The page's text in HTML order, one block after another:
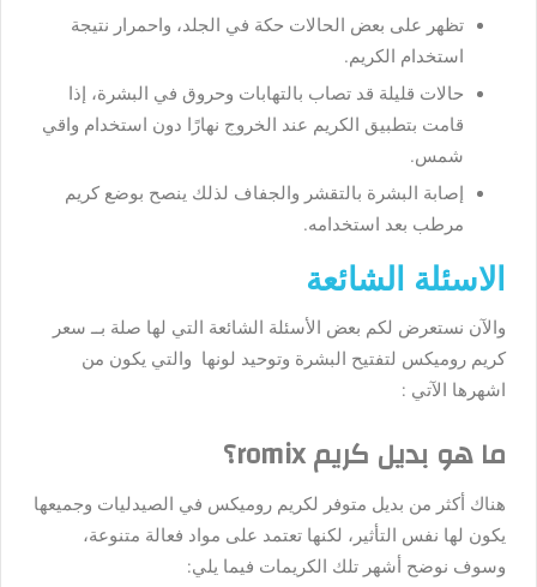
تظهر على بعض الحالات حكة في الجلد، واحمرار نتيجة
استخدام الكريم.
حالات قليلة قد تصاب بالتهابات وحروق في البشرة، إذا
قامت بتطبيق الكريم عند الخروج نهارًا دون استخدام واقي
شمس.
إصابة البشرة بالتقشر والجفاف لذلك ينصح بوضع كريم
مرطب بعد استخدامه.
الاسئلة الشائعة
والآن نستعرض لكم بعض الأسئلة الشائعة التي لها صلة بــ سعر
كريم روميكس لتفتيح البشرة وتوحيد لونها والتي يكون من
اشهرها الآتي :
ما هو بديل كريم romix ؟
هناك أكثر من بديل متوفر لكريم روميكس في الصيدليات وجميعها
يكون لها نفس التأثير، لكنها تعتمد على مواد فعالة متنوعة،
وسوف نوضح أشهر تلك الكريمات فيما يلي: